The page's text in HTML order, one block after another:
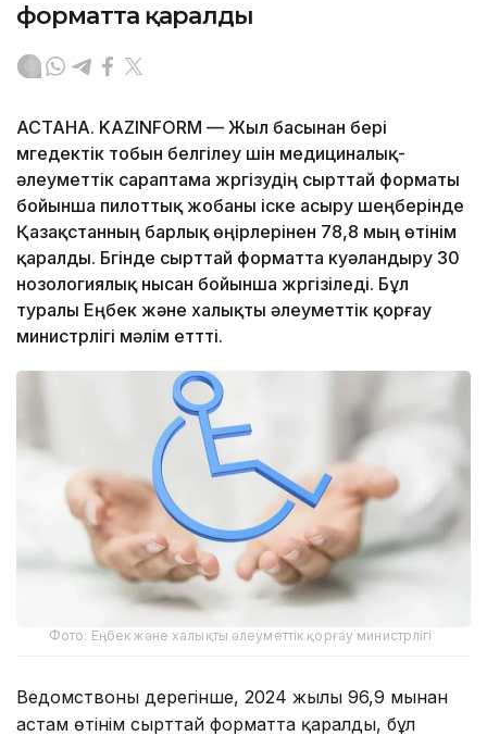
форматта қаралды
АСТАНА. KAZINFORM — Жыл басынан бері
мүгедектік тобын белгілеу үшін медициналық-
әлеуметтік сараптама жүргізудің сырттай форматы
бойынша пилоттық жобаны іске асыру шеңберінде
Қазақстанның барлық өңірлерінен 78,8 мың өтінім
қаралды. Бүгінде сырттай форматта куәландыру 30
нозологиялық нысан бойынша жүргізіледі. Бұл
туралы Еңбек және халықты әлеуметтік қорғау
министрлігі мәлім еттті.
Фото: Еңбек және халықты әлеуметтік қорғау министрлігі
Ведомствоның дерегінше, 2024 жылы 96,9 мыңнан
астам өтінім сырттай форматта қаралды, бұл